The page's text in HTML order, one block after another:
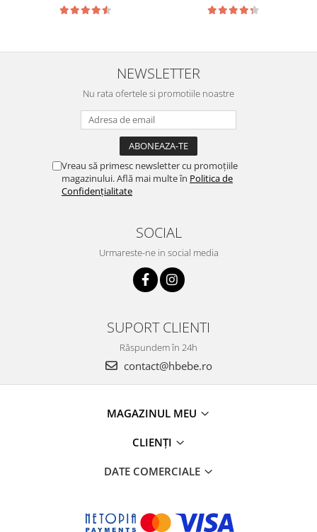
NEWSLETTER
Nu rata ofertele si promotiile noastre
Vreau să primesc newsletter cu promoțiile
magazinului. Află mai multe în Politica de
Confidențialitate
SOCIAL
Urmareste-ne in social media
SUPORT CLIENTI
Răspundem în 24h
contact@hbebe.ro
MAGAZINUL MEU
CLIENȚI
DATE COMERCIALE